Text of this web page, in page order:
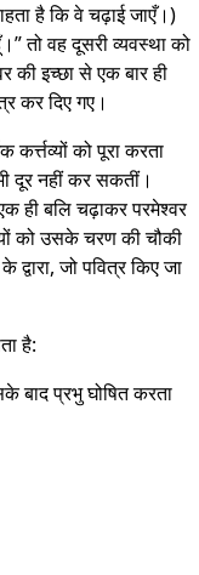
है कि वे चढ़ाई जाएँ।)
तो वह दूसरी व्यवस्था को
की इच्छा से एक बार ही
कर दिए गए।
को पूरा करता
दूर नहीं कर सकतीं।
ही बलि चढ़ाकर परमेश्वर
को उसके चरण की चौकी
जो पवित्र किए जा
है:
बाद प्रभु घोषित करता